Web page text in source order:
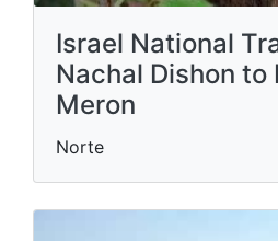
Israel National
Nachal Dishon to
Meron
Norte